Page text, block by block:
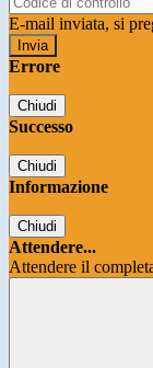
E-mail inviata, si
Errore
Chiudi
Successo
Chiudi
Informazione
Chiudi
Attendere...
Attendere il